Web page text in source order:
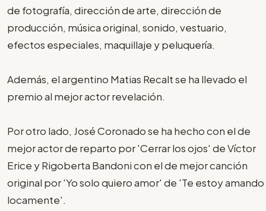
de fotografía, dirección de arte, dirección de
producción, música original, sonido, vestuario,
efectos especiales, maquillaje y peluquería.
Además, el argentino Matias Recalt se ha llevado el
premio al mejor actor revelación.
Por otro lado, José Coronado se ha hecho con el de
mejor actor de reparto por 'Cerrar los ojos' de Víctor
Erice y Rigoberta Bandoni con el de mejor canción
original por 'Yo solo quiero amor' de 'Te estoy amando
locamente'.